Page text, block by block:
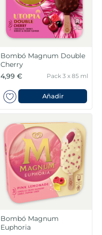
Bombó Magnum Double
Cherry
4,99 €
Pack 3 x 85 ml
Añadir
Bombó Magnum
Euphoria